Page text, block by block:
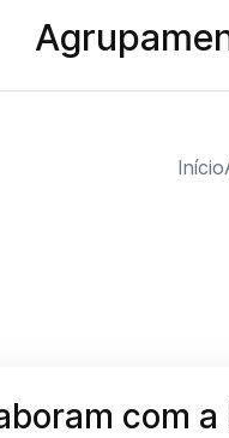
Início
com